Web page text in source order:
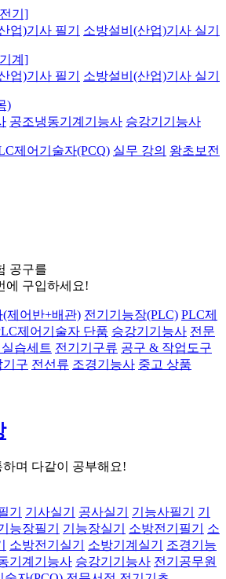
기]
업)기사 필기
소방설비(산업)기사 실기
계]
업)기사 필기
소방설비(산업)기사 실기
)
공조냉동기계기능사 승강기기능사
제어기술자(PCQ) 실무 강의 왕초보전
공구를
에 구입하세요!
제어반+배관) 전기기능장(PLC) PLC제
제어기술자 단품 승강기기능사 전문
습세트 전기기구류 공구 & 작업도구
기구 전선류 조경기능사 중고 상품
며 다같이 공부해요!
기
기사실기 공사실기 기능사필기
기
능장필기 기능장실기 소방전기필기
소
소방전기실기 소방기계실기
조경기능
기계기능사 승강기기능사 전기공무원